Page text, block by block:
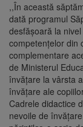
,,În această
dată programul
desfășoară la
competențelor din
complementare
de Ministerul
învățare la vârsta
învățare ale
Cadrele didactice
nevoile de